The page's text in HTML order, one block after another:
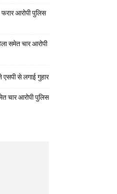
आरोपी पुलिस
समेत चार आरोपी
एसपी से लगाई गुहार
चार आरोपी पुलिस